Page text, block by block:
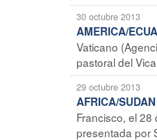
30 octubre 2013
AMERICA/
Vaticano
pastoral del
29 octubre 2013
AFRICA/
Francisco, el
presentada por